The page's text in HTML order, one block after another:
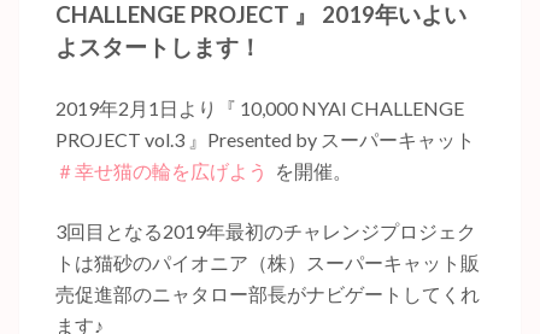
CHALLENGE PROJECT 』 2019年いよい
よスタートします！
2019年2月1日より『 10,000 NYAI CHALLENGE
PROJECT vol.3 』Presented by スーパーキャット
＃幸せ猫の輪を広げよう
を開催。
3回目となる2019年最初のチャレンジプロジェク
トは猫砂のパイオニア（株）スーパーキャット販
売促進部のニャタロー部長がナビゲートしてくれ
ます♪